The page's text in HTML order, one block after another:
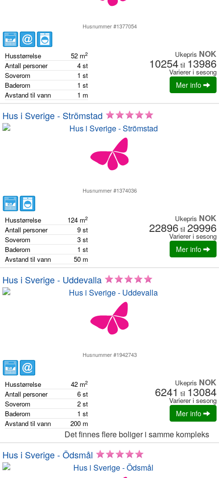
Husnummer #1377054
Husstørrelse 52 m2
Antall personer 4 st
Soverom
1 st
Baderom
1 st
Avstand til vann
1 m
Ukepris NOK
10254 til 13986
Varierer i sesong
Mer info
Hus i Sverige - Strömstad
Husnummer #1374036
Husstørrelse 124 m2
Antall personer 9 st
Soverom
3 st
Baderom
1 st
Avstand til vann
50 m
Ukepris NOK
22896 til 29996
Varierer i sesong
Mer info
Hus i Sverige - Uddevalla
Husnummer #1942743
Husstørrelse 42 m2
Antall personer 6 st
Soverom
2 st
Baderom
1 st
Avstand til vann
200 m
Ukepris NOK
6241 til 13084
Varierer i sesong
Mer info
Det finnes flere boliger i samme kompleks
Hus i Sverige - Ödsmål